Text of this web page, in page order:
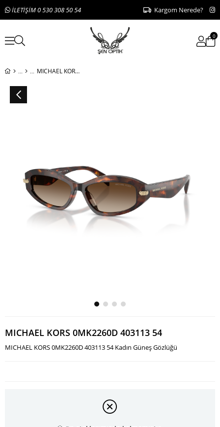
İLETİŞİM 0 530 308 50 54 Kargom Nerede?
0
MICHAEL KORS 0MK2260D 403113 54
MICHAEL KORS 0MK2260D 403113 54
MICHAEL KORS 0MK2260D 403113 54 Kadın Güneş Gözlüğü